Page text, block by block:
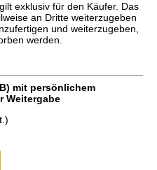
exklusiv für den Käufer. Das
an Dritte weiterzugeben
und weiterzugeben,
werden.
mit persönlichem
Weitergabe